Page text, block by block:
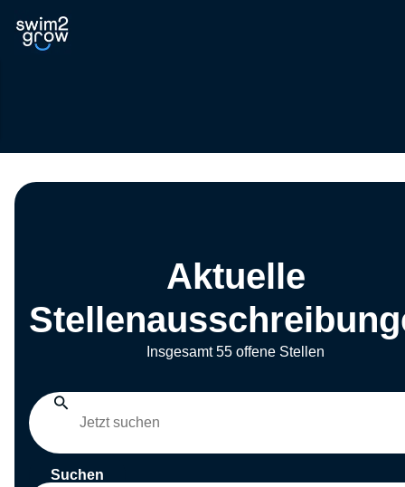
Aktuelle
Insgesamt 55 offene Stellen
Suchen